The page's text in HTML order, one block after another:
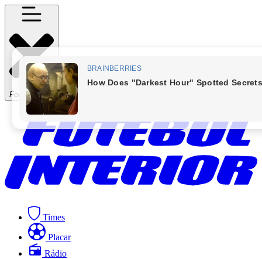
Fechar Menu
Times
Placar
Rádio